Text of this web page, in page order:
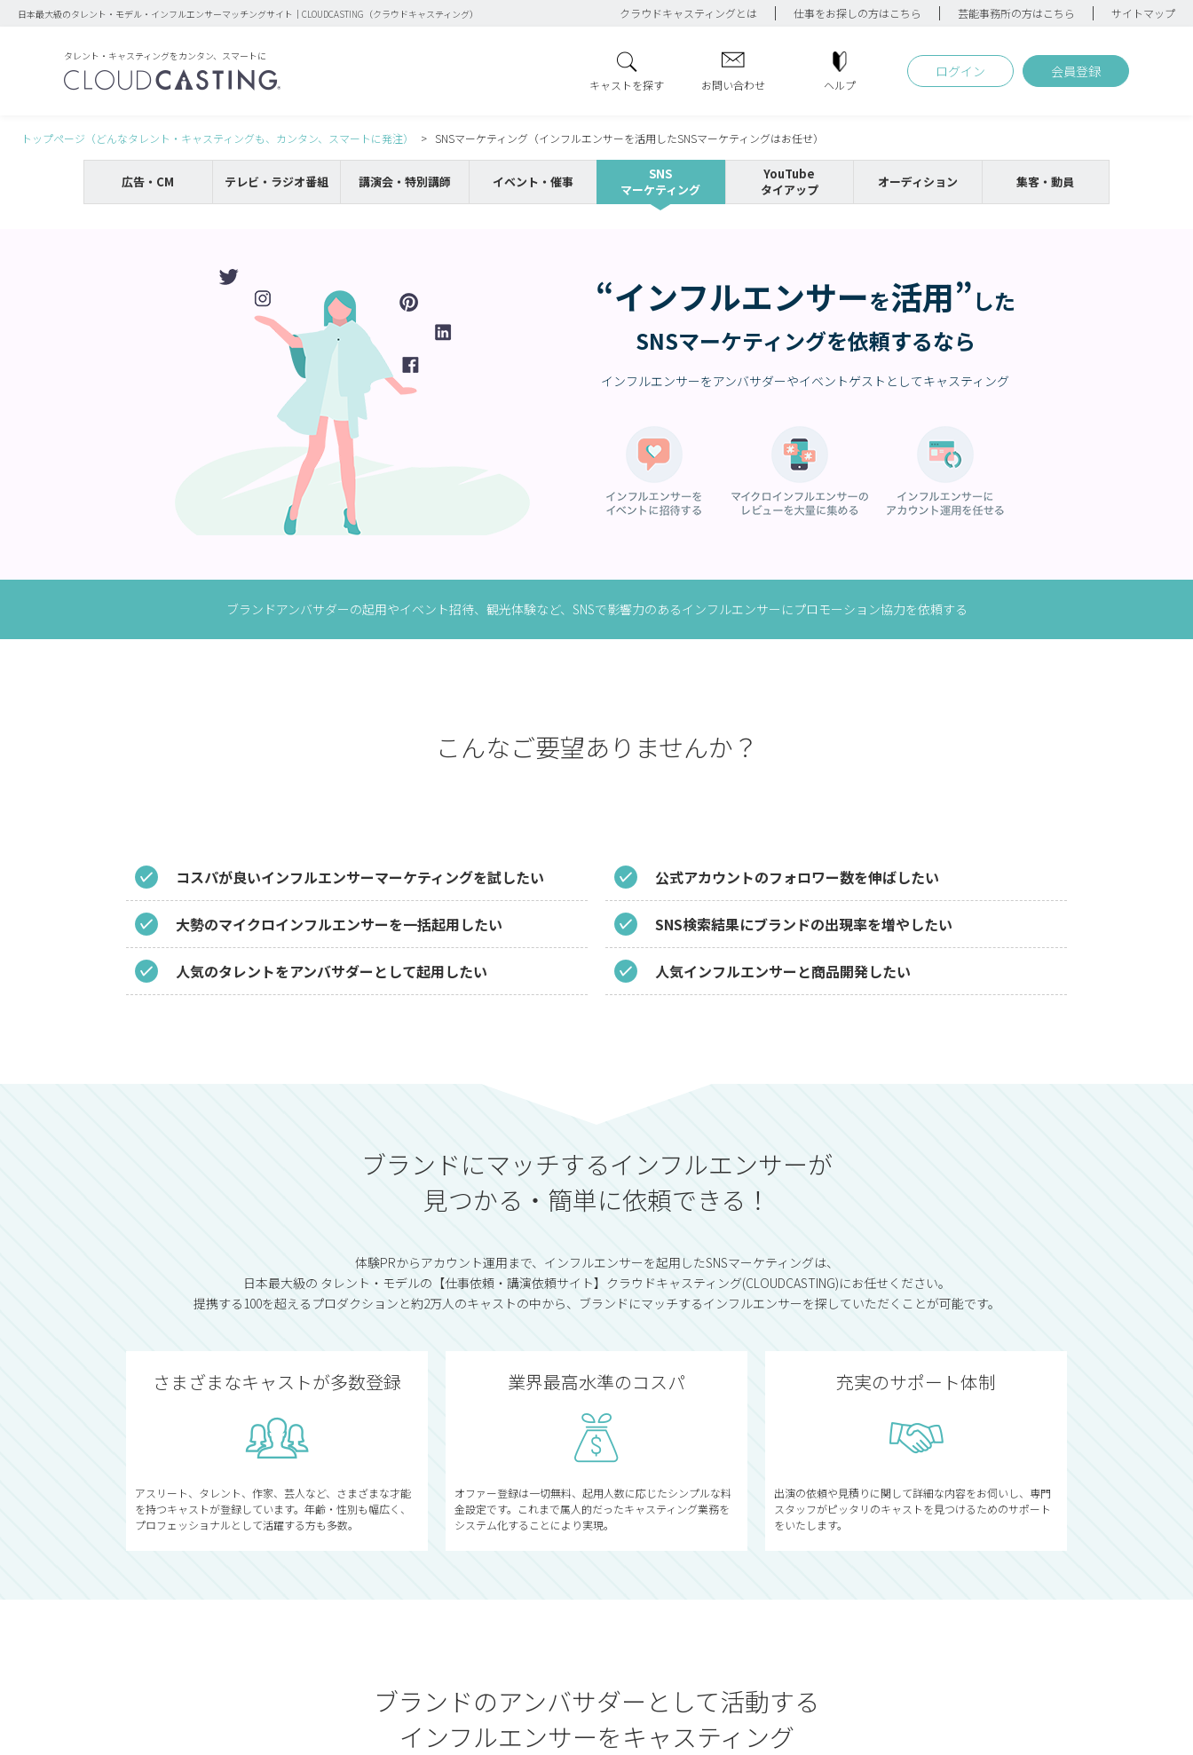
日本最大級のタレント・モデル・インフルエンサーマッチングサイト｜CLOUDCASTING（クラウドキャスティング） クラウドキャスティングとは 仕事をお探しの方はこちら 芸能事務所の方はこちら サイトマップ
タレント・キャスティングをカンタン、スマートに
キャストを探す お問い合わせ ヘルプ
ログイン 会員登録
トップページ（どんなタレント・キャスティングも、カンタン、スマートに発注） SNSマーケティング（インフルエンサーを活用したSNSマーケティングはお任せ）
広告・CM テレビ・ラジオ番組 講演会・特別講師 イベント・催事
SNS
マーケティング
YouTube
タイアップ
オーディション 集客・動員
“インフルエンサーを活用”した
SNSマーケティングを依頼するなら
インフルエンサーをアンバサダーやイベントゲストとしてキャスティング
ブランドアンバサダーの起用やイベント招待、観光体験など、SNSで影響力のあるインフルエンサーにプロモーション協力を依頼する
こんなご要望ありませんか？
コスパが良いインフルエンサーマーケティングを試したい 公式アカウントのフォロワー数を伸ばしたい
大勢のマイクロインフルエンサーを一括起用したい SNS検索結果にブランドの出現率を増やしたい
人気のタレントをアンバサダーとして起用したい 人気インフルエンサーと商品開発したい
ブランドにマッチするインフルエンサーが
見つかる・簡単に依頼できる！
体験PRからアカウント運用まで、インフルエンサーを起用したSNSマーケティングは、
日本最大級の タレント・モデルの【仕事依頼・講演依頼サイト】クラウドキャスティング(CLOUDCASTING)にお任せください。
提携する100を超えるプロダクションと約2万人のキャストの中から、ブランドにマッチするインフルエンサーを探していただくことが可能です。
さまざまなキャストが多数登録
アスリート、タレント、作家、芸人など、さまざまな才能
を持つキャストが登録しています。年齢・性別も幅広く、
プロフェッショナルとして活躍する方も多数。
業界最高水準のコスパ
オファー登録は一切無料、起用人数に応じたシンプルな料
金設定です。これまで属人的だったキャスティング業務を
システム化することにより実現。
充実のサポート体制
出演の依頼や見積りに関して詳細な内容をお伺いし、専門
スタッフがピッタリのキャストを見つけるためのサポート
をいたします。
ブランドのアンバサダーとして活動する
インフルエンサーをキャスティング